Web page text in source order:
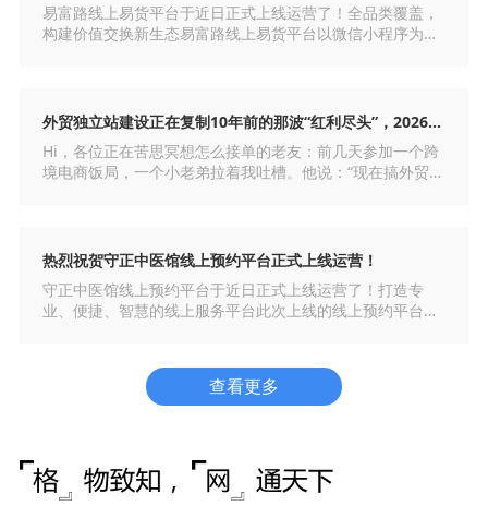
易富路线上易货平台于近日正式上线运营了！全品类覆盖，
构建价值交换新生态易富路线上易货平台以微信小程序为载
外贸独立站建设正在复制10年前的那波“红利尽头”，2026年我们到底该怎么玩？
Hi，各位正在苦思冥想怎么接单的老友：前几天参加一个跨
境电商饭局，一个小老弟拉着我吐槽。他说：“现在搞外贸太
热烈祝贺守正中医馆线上预约平台正式上线运营！
守正中医馆线上预约平台于近日正式上线运营了！打造专
业、便捷、智慧的线上服务平台此次上线的线上预约平台，
查看更多